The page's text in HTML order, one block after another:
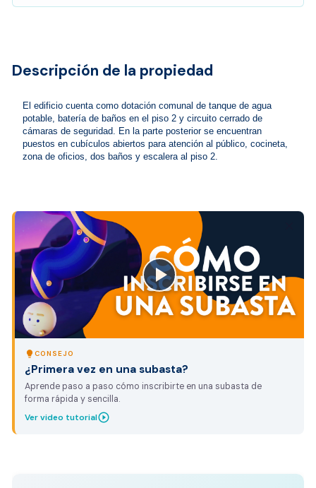
Descripción de la propiedad
El edificio cuenta como dotación comunal de tanque de agua
potable, batería de baños en el piso 2 y circuito cerrado de
cámaras de seguridad. En la parte posterior se encuentran
puestos en cubículos abiertos para atención al público, cocineta,
zona de oficios, dos baños y escalera al piso 2.
lightbulb CONSEJO
¿Primera vez en una subasta?
Aprende paso a paso cómo inscribirte en una subasta de
forma rápida y sencilla.
Ver video tutorialplay_circle_outline